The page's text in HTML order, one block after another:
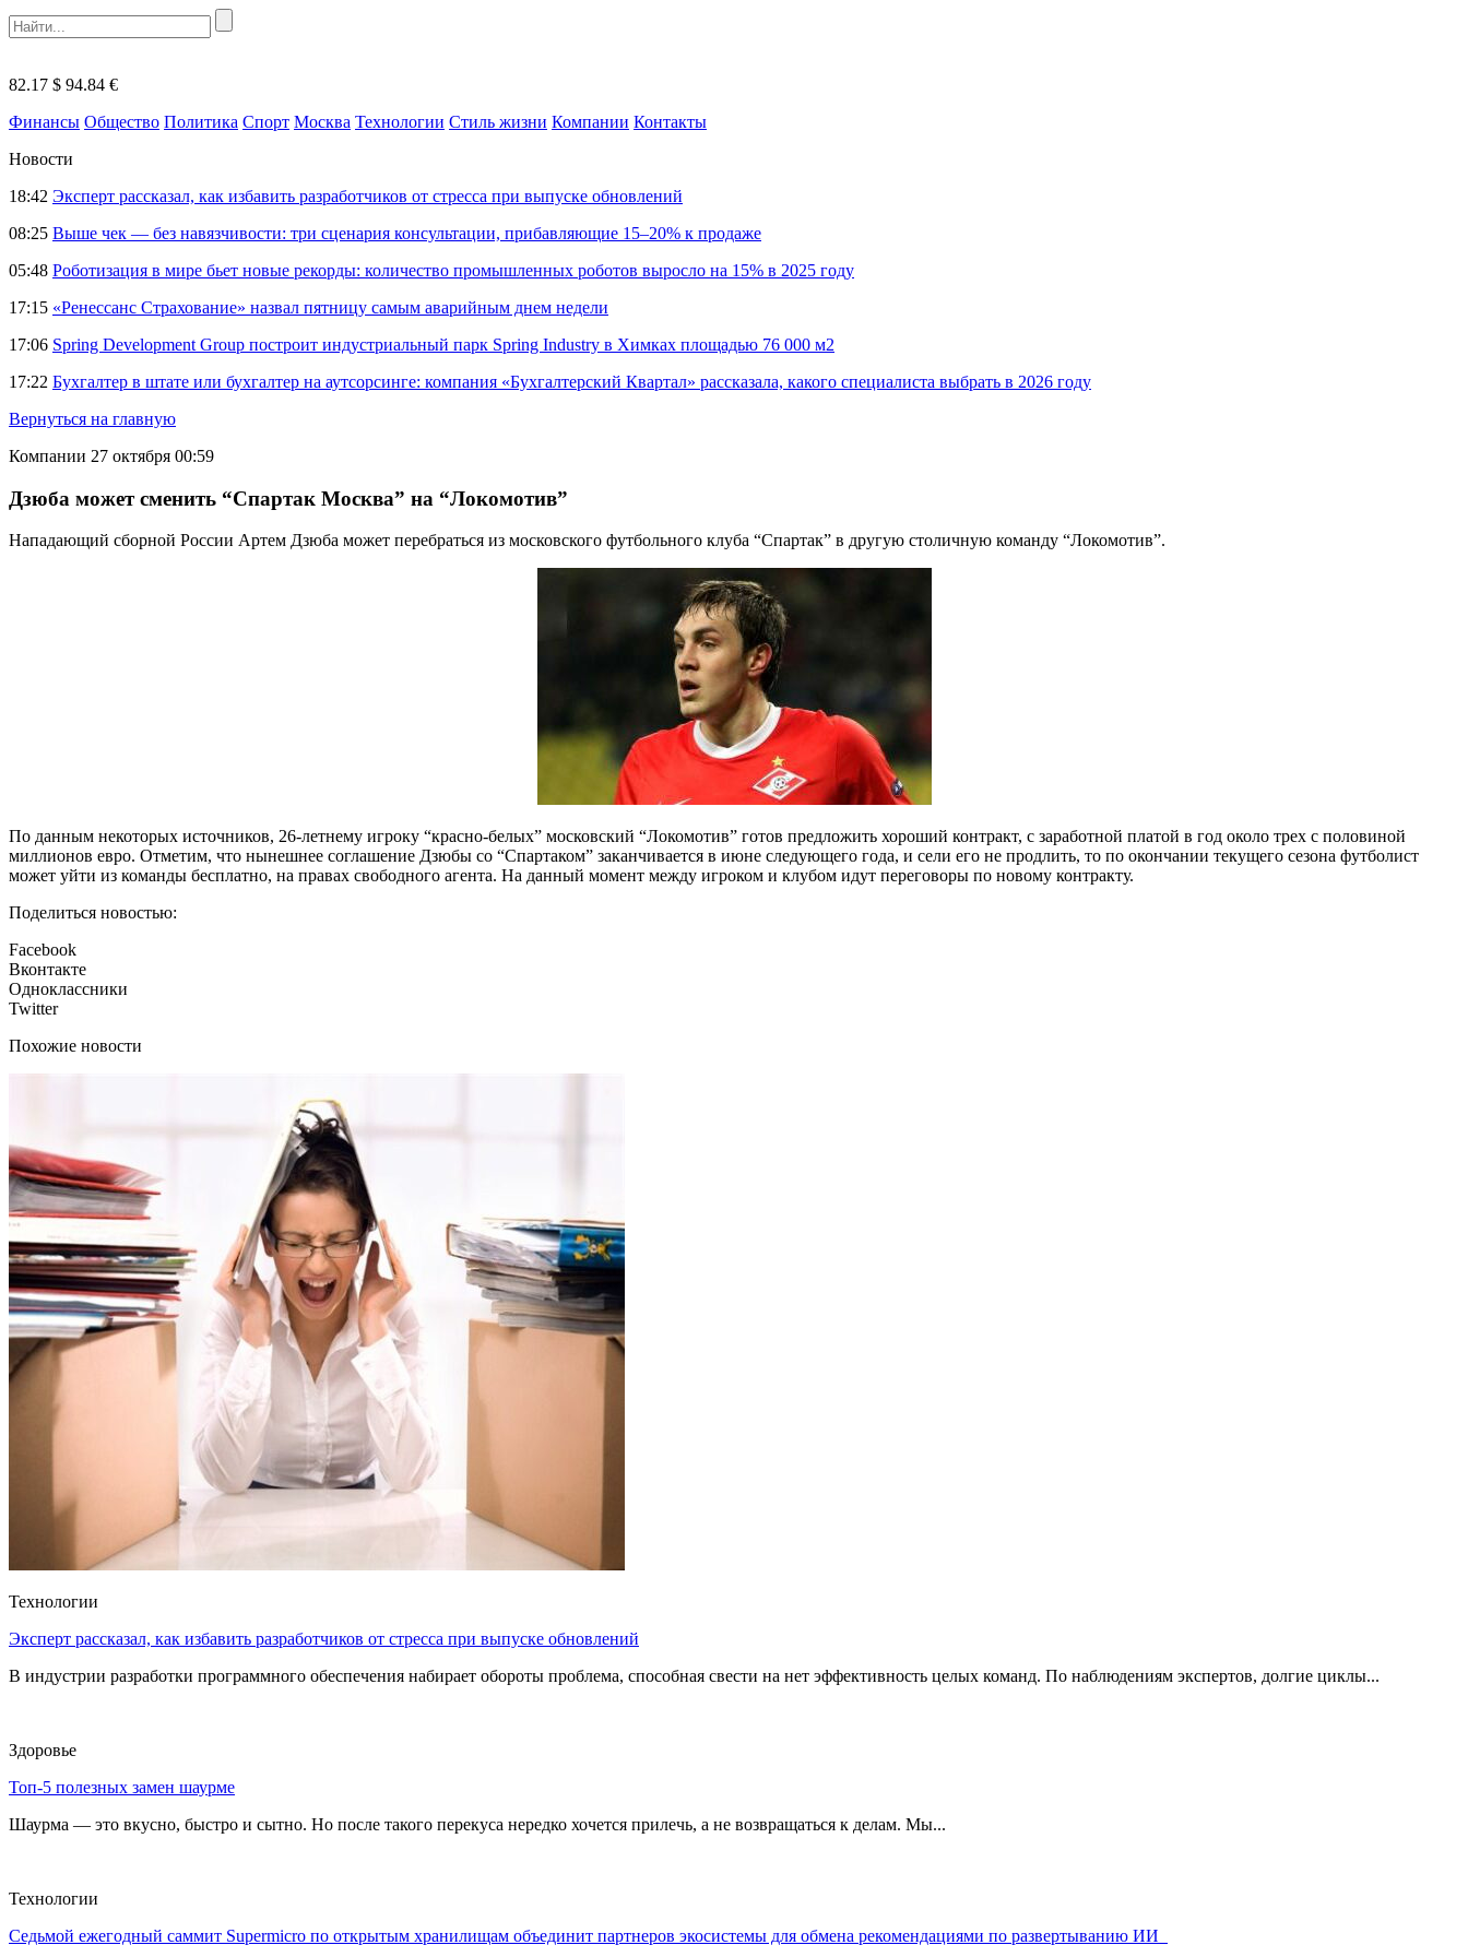
82.17 $ 94.84 €
Финансы Общество Политика Спорт Москва Технологии Стиль жизни Компании Контакты
Новости
18:42 Эксперт рассказал, как избавить разработчиков от стресса при выпуске обновлений
08:25 Выше чек — без навязчивости: три сценария консультации, прибавляющие 15–20% к продаже
05:48 Роботизация в мире бьет новые рекорды: количество промышленных роботов выросло на 15% в 2025 году
17:15 «Ренессанс Страхование» назвал пятницу самым аварийным днем недели
17:06 Spring Development Group построит индустриальный парк Spring Industry в Химках площадью 76 000 м2
17:22 Бухгалтер в штате или бухгалтер на аутсорсинге: компания «Бухгалтерский Квартал» рассказала, какого специалиста выбрать в 2026 году
Вернуться на главную
Компании 27 октября 00:59
Дзюба может сменить “Спартак Москва” на “Локомотив”
Нападающий сборной России Артем Дзюба может перебраться из московского футбольного клуба “Спартак” в другую столичную команду “Локомотив”.
По данным некоторых источников, 26-летнему игроку “красно-белых” московский “Локомотив” готов предложить хороший контракт, с заработной платой в год около трех с половиной
миллионов евро. Отметим, что нынешнее соглашение Дзюбы со “Спартаком” заканчивается в июне следующего года, и сели его не продлить, то по окончании текущего сезона футболист
может уйти из команды бесплатно, на правах свободного агента. На данный момент между игроком и клубом идут переговоры по новому контракту.
Поделиться новостью:
Facebook
Вконтакте
Одноклассники
Twitter
Похожие новости
Технологии
Эксперт рассказал, как избавить разработчиков от стресса при выпуске обновлений
В индустрии разработки программного обеспечения набирает обороты проблема, способная свести на нет эффективность целых команд. По наблюдениям экспертов, долгие циклы...
Здоровье
Топ-5 полезных замен шаурме
Шаурма — это вкусно, быстро и сытно. Но после такого перекуса нередко хочется прилечь, а не возвращаться к делам. Мы...
Технологии
Седьмой ежегодный саммит Supermicro по открытым хранилищам объединит партнеров экосистемы для обмена рекомендациями по развертыванию ИИ